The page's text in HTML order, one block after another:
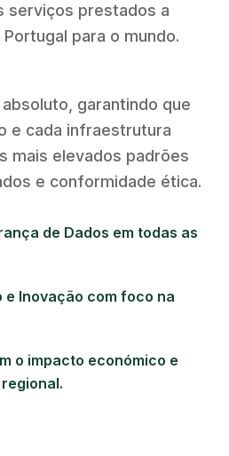
serviços prestados a
para o mundo.
garantindo que
e cada infraestrutura
mais elevados padrões
e conformidade ética.
de Dados em todas as
e Inovação com foco na
o impacto económico e